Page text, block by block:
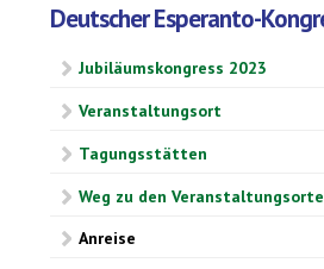
Deutscher Esperanto-
Jubiläumskongress 2023
Veranstaltungsort
Tagungsstätten
Weg zu den
Anreise